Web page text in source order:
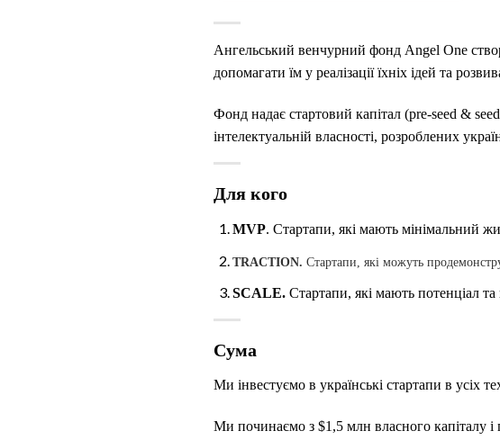
Ангельський венчурний фонд Angel One
допомагати їм у реалізації їхніх ідей та
Фонд надає стартовий капітал (pre-seed &
інтелектуальній власності, розроблених
Для кого
MVP. Стартапи, які мають мінімальний
TRACTION. Стартапи, які можуть
SCALE.Стартапи, які мають потенціал
Сума
Ми інвестуємо в українські стартапи в усіх
Ми починаємо з $1,5 млн власного капіталу і